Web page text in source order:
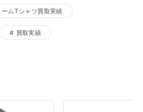
ームTシャツ買取実績
買取実績